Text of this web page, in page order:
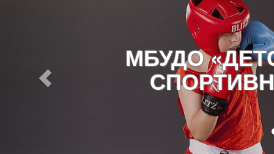
МБУДО